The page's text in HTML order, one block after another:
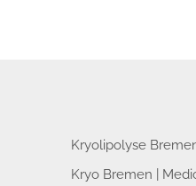
Kryolipolyse
Kryo Bremen